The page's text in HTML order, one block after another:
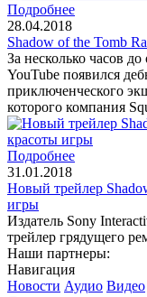
Подробнее
28.04.2018
Shadow of the Tomb
За несколько часов
YouTube появился
приключенческого
которого компания
Подробнее
31.01.2018
Новый трейлер
игры
Издатель Sony
трейлер грядущего
Наши партнеры:
Навигация
Новости Аудио Видео